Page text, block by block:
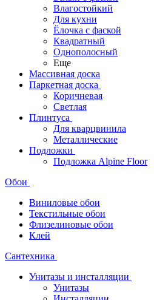
Влагостойкий
Для кухни
Ёлочка с фаской
Квадратный
Однополосный
Еще
Массивная доска
Паркетная доска
Коричневая
Светлая
Плинтуса
Для кварцвинила
Металлические
Подложки
Подложка Alpine Floor
Обои
Виниловые обои
Текстильные обои
Флизелиновые обои
Клей
Сантехника
Унитазы и инсталляции
Унитазы